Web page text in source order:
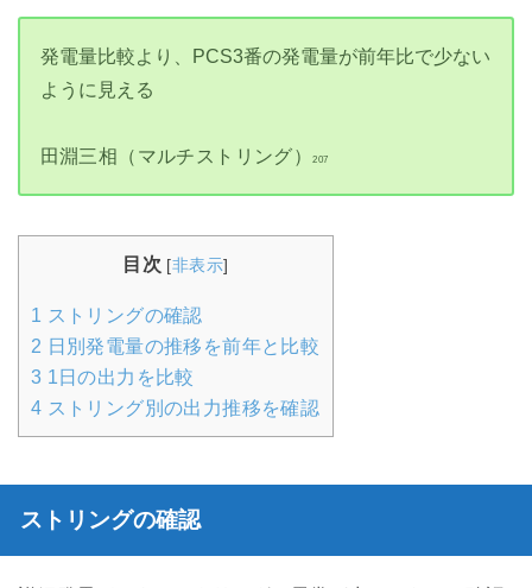
発電量比較より、PCS3番の発電量が前年比で少ない
ように見える
田淵三相（マルチストリング）207
目次 [非表示]
1 ストリングの確認
2 日別発電量の推移を前年と比較
3 1日の出力を比較
4 ストリング別の出力推移を確認
ストリングの確認